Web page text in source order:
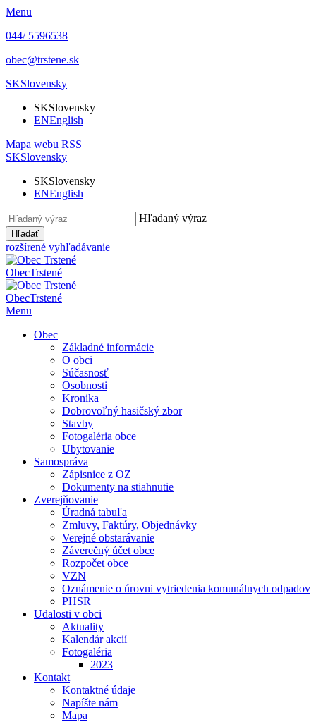
Menu
044/ 5596538
obec@trstene.sk
SKSlovensky
SKSlovensky
ENEnglish
Mapa webu RSS
SKSlovensky
SKSlovensky
ENEnglish
Hľadaný výraz
Hľadať
rozšírené vyhľadávanie
ObecTrstené
ObecTrstené
Menu
Obec
Základné informácie
O obci
Súčasnosť
Osobnosti
Kronika
Dobrovoľný hasičský zbor
Stavby
Fotogaléria obce
Ubytovanie
Samospráva
Zápisnice z OZ
Dokumenty na stiahnutie
Zverejňovanie
Úradná tabuľa
Zmluvy, Faktúry, Objednávky
Verejné obstarávanie
Záverečný účet obce
Rozpočet obce
VZN
Oznámenie o úrovni vytriedenia komunálnych odpadov
PHSR
Udalosti v obci
Aktuality
Kalendár akcií
Fotogaléria
2023
Kontakt
Kontaktné údaje
Napíšte nám
Mapa